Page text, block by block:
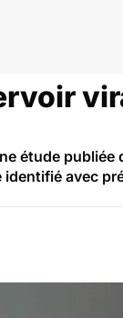
étude
avec